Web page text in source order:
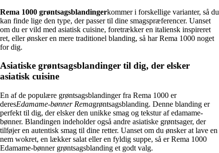
Rema 1000 grøntsagsblandingerkommer i forskellige varianter, så du
kan finde lige den type, der passer til dine smagspræferencer. Uanset
om du er vild med asiatisk cuisine, foretrækker en italiensk inspireret
ret, eller ønsker en mere traditionel blanding, så har Rema 1000 noget
for dig.
Asiatiske grøntsagsblandinger til dig, der elsker
asiatisk cuisine
En af de populære grøntsagsblandinger fra Rema 1000 er
deresEdamame-bønner Remagrøntsagsblanding. Denne blanding er
perfekt til dig, der elsker den unikke smag og tekstur af edamame-
bønner. Blandingen indeholder også andre asiatiske grøntsager, der
tilføjer en autentisk smag til dine retter. Uanset om du ønsker at lave en
nem wokret, en lækker salat eller en fyldig suppe, så er Rema 1000
Edamame-bønner grøntsagsblanding et godt valg.